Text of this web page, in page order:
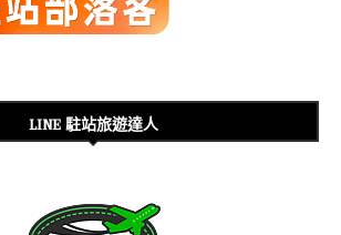
LINE 駐站旅遊達人